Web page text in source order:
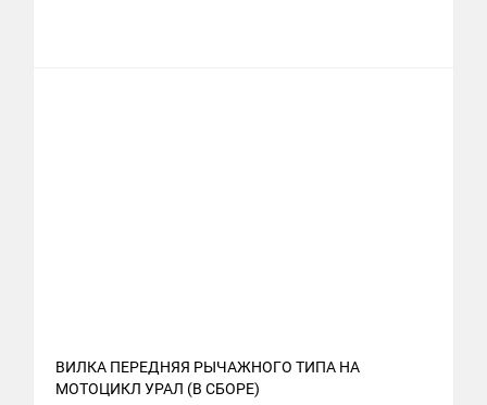
ВИЛКА ПЕРЕДНЯЯ РЫЧАЖНОГО ТИПА НА
МОТОЦИКЛ УРАЛ (В СБОРЕ)